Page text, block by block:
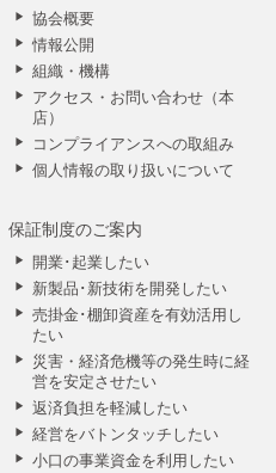
協会概要
情報公開
組織・機構
アクセス・お問い合わせ（本
店）
コンプライアンスへの取組み
個人情報の取り扱いについて
保証制度のご案内
開業･起業したい
新製品･新技術を開発したい
売掛金･棚卸資産を有効活用し
たい
災害・経済危機等の発生時に経
営を安定させたい
返済負担を軽減したい
経営をバトンタッチしたい
小口の事業資金を利用したい